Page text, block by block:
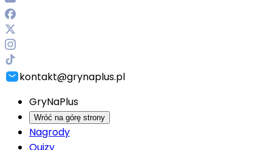
kontakt@grynaplus.pl
GryNaPlus
Wróć na górę strony
Nagrody
Quizy